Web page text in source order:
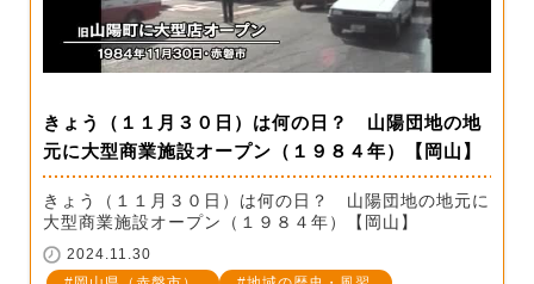
きょう（１１月３０日）は何の日？ 山陽団地の地
元に大型商業施設オープン（１９８４年）【岡山】
きょう（１１月３０日）は何の日？ 山陽団地の地元に
大型商業施設オープン（１９８４年）【岡山】
2024.11.30